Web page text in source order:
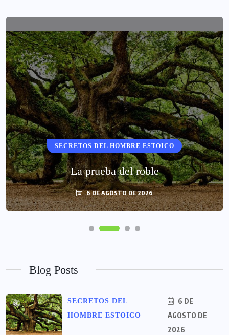
SECRETOS DEL HOMBRE ESTOICO
La prueba del roble
6 DE AGOSTO DE 2026
Blog Posts
SECRETOS DEL
HOMBRE ESTOICO
6 DE
AGOSTO DE
2026